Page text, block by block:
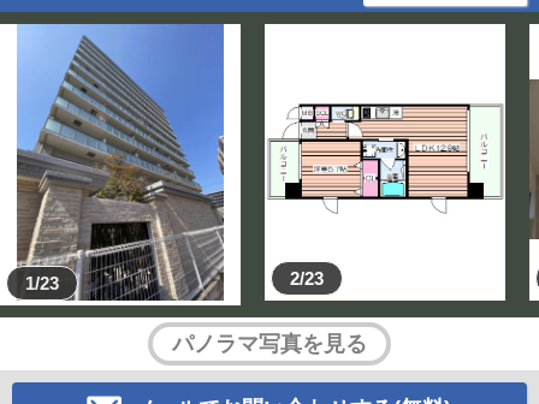
1/23 2/23
パノラマ写真を見る